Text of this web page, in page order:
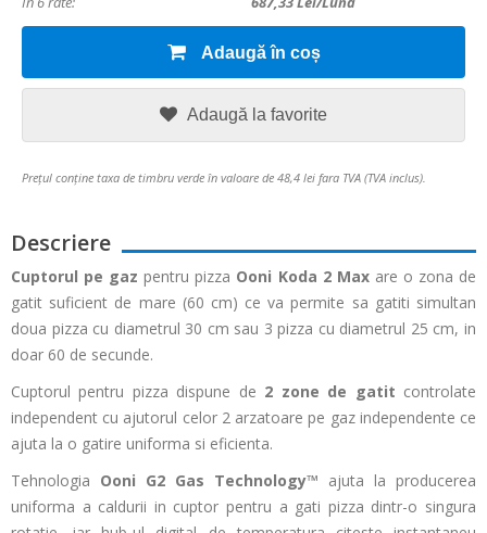
Adaugă în coș
Adaugă la favorite
Prețul conține taxa de timbru verde în valoare de 48,4 lei fara TVA (TVA inclus).
Descriere
Cuptorul pe gaz pentru pizza Ooni Koda 2 Maxare o zona de
gatit suficient de mare (60 cm) ce va permite sa gatiti simultan
doua pizza cu diametrul 30 cm sau 3 pizza cu diametrul 25 cm, in
doar 60 de secunde.
Cuptorul pentru pizza dispune de 2 zone de gatit controlate
independent cu ajutorul celor 2 arzatoare pe gaz independente ce
ajuta la o gatire uniforma si eficienta.
Tehnologia Ooni G2 Gas Technology™ ajuta la producerea
uniforma a caldurii in cuptor pentru a gati pizza dintr-o singura